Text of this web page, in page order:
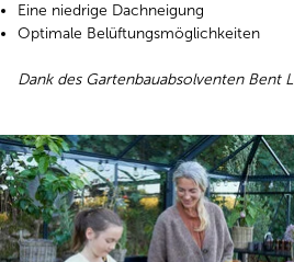
Eine niedrige Dachneigung
Optimale Belüftungsmöglichkeiten
Dank des Gartenbauabsolventen Bent